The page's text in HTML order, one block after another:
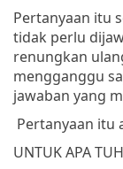
Pertanyaan itu
tidak perlu
renungkan
mengganggu
jawaban yang
Pertanyaan itu
UNTUK APA